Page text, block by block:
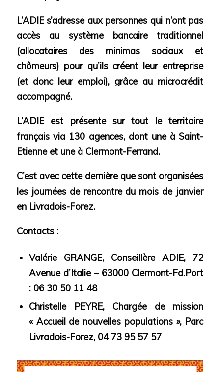
L’ADIE s’adresse aux personnes qui n’ont pas
accès au système bancaire traditionnel
(allocataires des minimas sociaux et
chômeurs) pour qu’ils créent leur entreprise
(et donc leur emploi), grâce au microcrédit
accompagné.
L’ADIE est présente sur tout le territoire
français via 130 agences, dont une à Saint-
Etienne et une à Clermont-Ferrand.
C’est avec cette dernière que sont organisées
les journées de rencontre du mois de janvier
en Livradois-Forez.
Contacts :
Valérie GRANGE, Conseillère ADIE, 72
Avenue d’Italie – 63000 Clermont-Fd.Port
: 06 30 50 11 48
Christelle PEYRE, Chargée de mission
« Accueil de nouvelles populations », Parc
Livradois-Forez, 04 73 95 57 57